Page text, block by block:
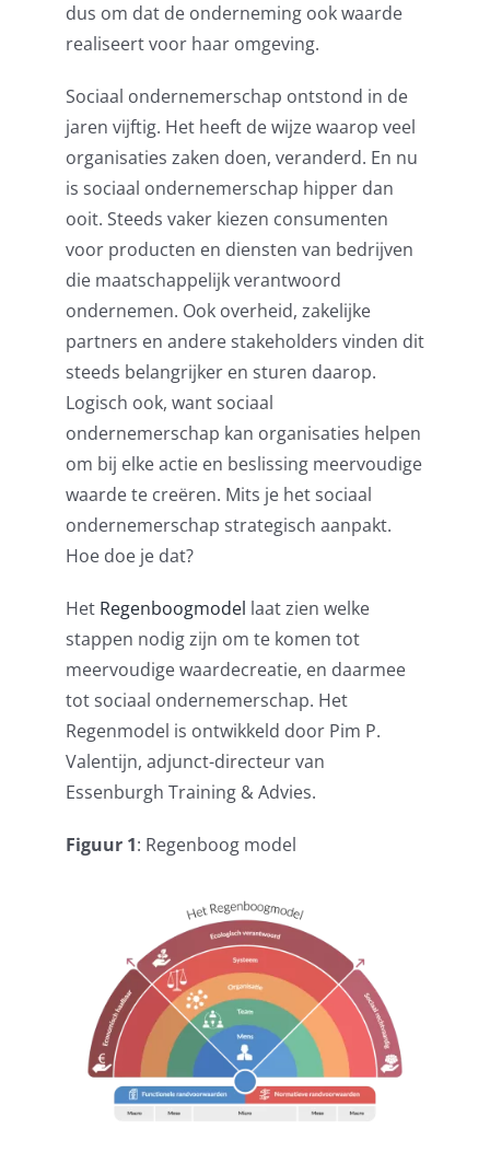
dus om dat de onderneming ook waarde
realiseert voor haar omgeving.
Sociaal ondernemerschap ontstond in de
jaren vijftig. Het heeft de wijze waarop veel
organisaties zaken doen, veranderd. En nu
is sociaal ondernemerschap hipper dan
ooit. Steeds vaker kiezen consumenten
voor producten en diensten van bedrijven
die maatschappelijk verantwoord
ondernemen. Ook overheid, zakelijke
partners en andere stakeholders vinden dit
steeds belangrijker en sturen daarop.
Logisch ook, want sociaal
ondernemerschap kan organisaties helpen
om bij elke actie en beslissing meervoudige
waarde te creëren. Mits je het sociaal
ondernemerschap strategisch aanpakt.
Hoe doe je dat?
Het Regenboogmodel laat zien welke
stappen nodig zijn om te komen tot
meervoudige waardecreatie, en daarmee
tot sociaal ondernemerschap. Het
Regenmodel is ontwikkeld door Pim P.
Valentijn, adjunct-directeur van
Essenburgh Training & Advies.
Figuur 1: Regenboog model